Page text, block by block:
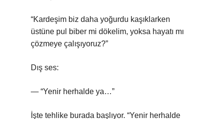
“Kardeşim biz daha yoğurdu kaşıklarken
üstüne pul biber mi dökelim, yoksa hayatı mı
çözmeye çalışıyoruz?”
Dış ses:
— “Yenir herhalde ya…”
İşte tehlike burada başlıyor. “Yenir herhalde